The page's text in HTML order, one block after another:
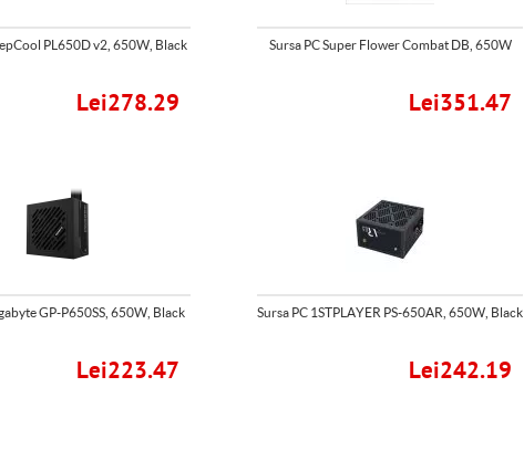
PL650D v2, 650W, Black
Lei278.29
Sursa PC Super Flower Combat DB, 650W
Lei351.47
GP-P650SS, 650W, Black
Lei223.47
Sursa PC 1STPLAYER PS-650AR, 650W, Black
Lei242.19